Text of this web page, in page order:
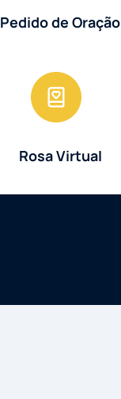
Pedido de Oração
Rosa Virtual